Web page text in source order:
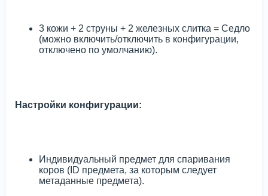
3 кожи + 2 струны + 2 железных слитка = Седло
(можно включить/отключить в конфигурации,
отключено по умолчанию).
Настройки конфигурации:
Индивидуальный предмет для спаривания
коров (ID предмета, за которым следует
метаданные предмета).